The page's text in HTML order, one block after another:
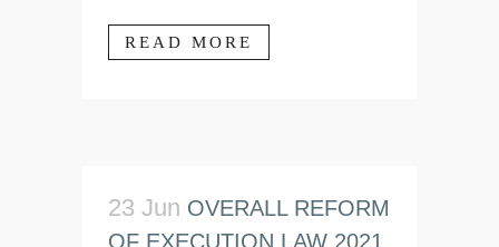
READ MORE
23 Jun OVERALL REFORM
OF EXECUTION LAW 2021